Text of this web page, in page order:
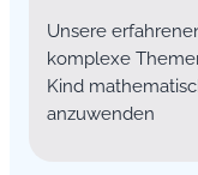
Unsere
komplexe
Kind
anzuwenden